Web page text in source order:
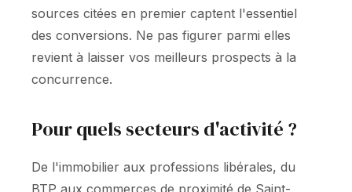
sources citées en premier captent l'essentiel
des conversions. Ne pas figurer parmi elles
revient à laisser vos meilleurs prospects à la
concurrence.
Pour quels secteurs d'activité ?
De l'immobilier aux professions libérales, du
BTP aux commerces de proximité de Saint-